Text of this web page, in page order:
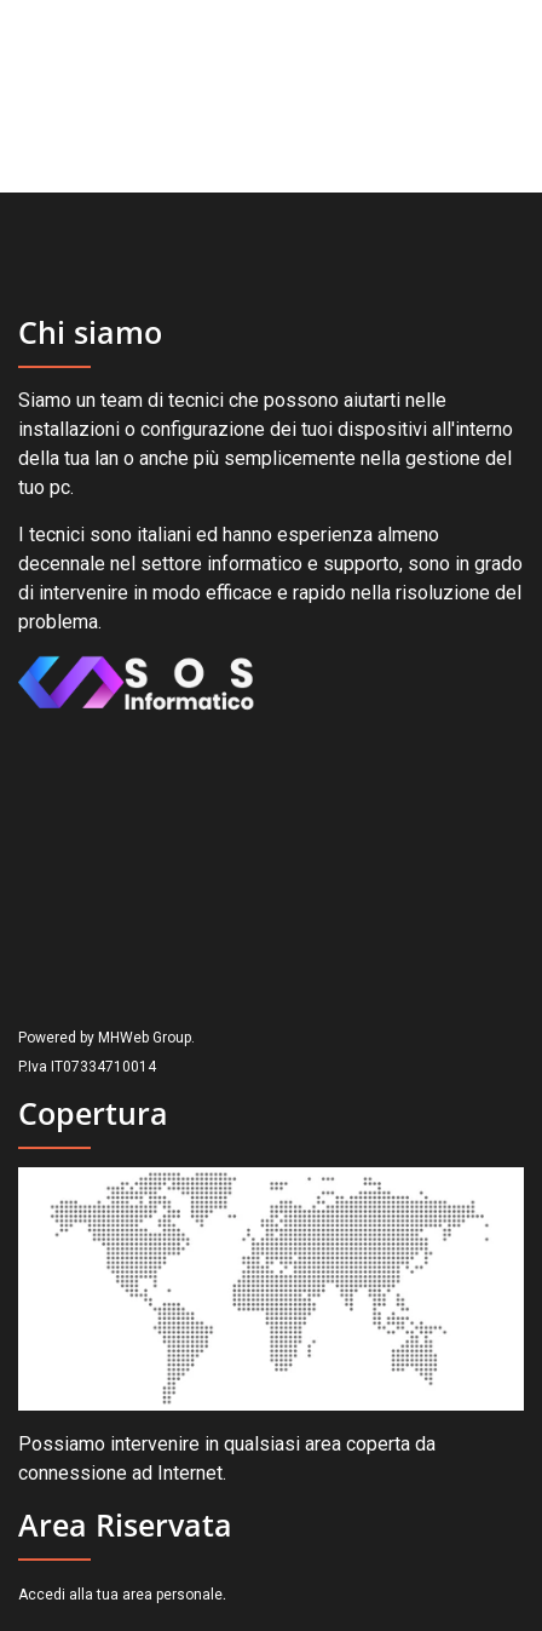
Chi siamo
Siamo un team di tecnici che possono aiutarti nelle
installazioni o configurazione dei tuoi dispositivi all'interno
della tua lan o anche più semplicemente nella gestione del
tuo pc.
I tecnici sono italiani ed hanno esperienza almeno
decennale nel settore informatico e supporto, sono in grado
di intervenire in modo efficace e rapido nella risoluzione del
problema.
Powered by MHWeb Group.
P.Iva IT07334710014
Copertura
Possiamo intervenire in qualsiasi area coperta da
connessione ad Internet.
Area Riservata
Accedi alla tua area personale.